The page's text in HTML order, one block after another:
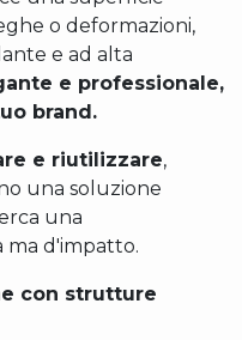
o deformazioni,
e ad alta
e professionale,
brand.
e riutilizzare,
una soluzione
una
ma d'impatto.
con strutture